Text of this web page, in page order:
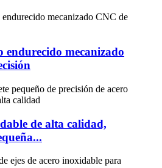
endurecido mecanizado
de alta calidad,